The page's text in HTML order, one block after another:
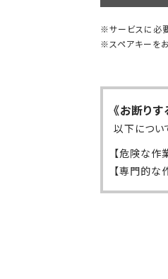
※サービスに必
※スペアキーを
《お断り
以下につい
【危険な作
【専門的な